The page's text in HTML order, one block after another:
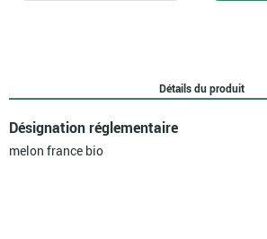
Détails du produit
Désignation réglementaire
melon france bio